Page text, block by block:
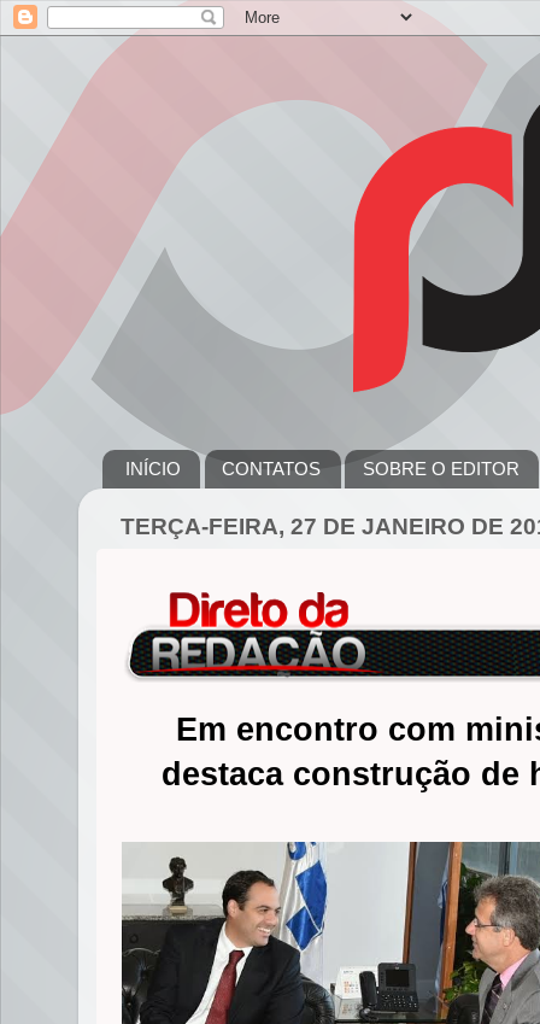
INÍCIO CONTATOS SOBRE O EDITOR
TERÇA-FEIRA, 27 DE JANEIRO DE
Em encontro com
destaca construção